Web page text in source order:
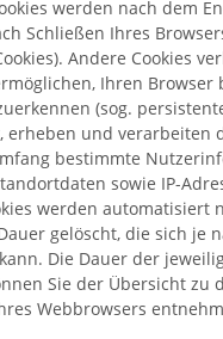
werden nach dem
Schließen Ihres
Andere Cookies
Ihren Browser
(sog.
erheben und verarbeiten
bestimmte
sowie IP-
werden automatisiert
gelöscht, die sich je
Die Dauer der
Sie der Übersicht zu
Webbrowsers